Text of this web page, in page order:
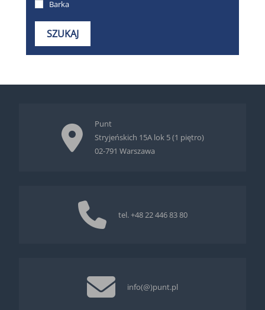
Punt
Stryjeńskich 15A lok 5 (1 piętro)
02-791 Warszawa
tel. +48 22 446 83 80
info(@)punt.pl